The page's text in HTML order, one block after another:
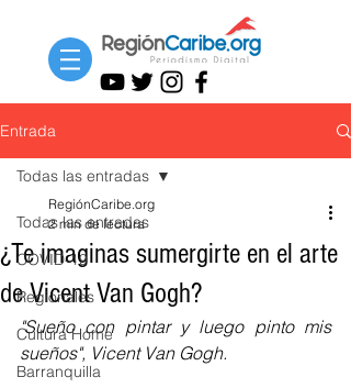
Entrada
Todas las entradas
COVID-19
Regionales
Cultura Home
Barranquilla
Todas las entradas
¿Te imaginas sumergirte en el arte
de Vicent Van Gogh?
RegiónCaribe.org
2 min de lectura
"Sueño con pintar y luego pinto mis
sueños", Vicent Van Gogh.